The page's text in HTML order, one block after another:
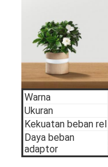
Warna
Ukuran
Kekuatan beban rel
Daya beban
adaptor